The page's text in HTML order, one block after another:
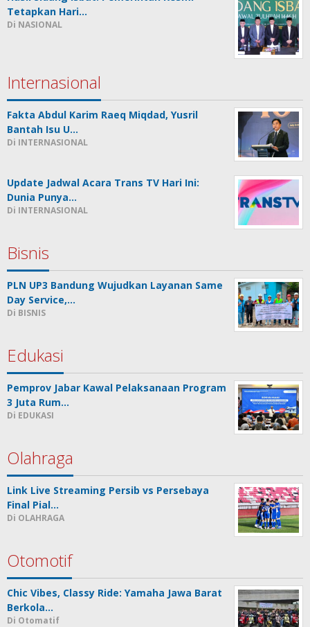
Tetapkan Hari…
Di NASIONAL
Internasional
Fakta Abdul Karim Raeq Miqdad, Yusril
Bantah Isu U…
Di INTERNASIONAL
Update Jadwal Acara Trans TV Hari Ini:
Dunia Punya…
Di INTERNASIONAL
Bisnis
PLN UP3 Bandung Wujudkan Layanan Same
Day Service,…
Di BISNIS
Edukasi
Pemprov Jabar Kawal Pelaksanaan Program
3 Juta Rum…
Di EDUKASI
Olahraga
Link Live Streaming Persib vs Persebaya
Final Pial…
Di OLAHRAGA
Otomotif
Chic Vibes, Classy Ride: Yamaha Jawa Barat
Berkola…
Di Otomatif